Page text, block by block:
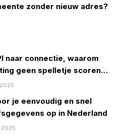
zonder nieuw adres?
naar connectie, waarom
geen spelletje scoren
je eenvoudig en snel
op in Nederland